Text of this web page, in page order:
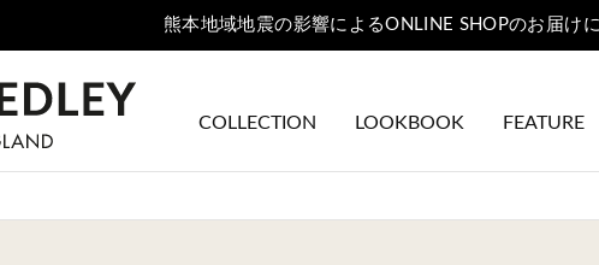
熊本地域地震の影響によるONLINE SHOPのお届け
COLLECTION LOOKBOOK FEATURE